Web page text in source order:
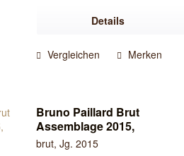
Details
Vergleichen Merken
Bruno Paillard Brut
Assemblage 2015,
Champagner
brut, Jg. 2015